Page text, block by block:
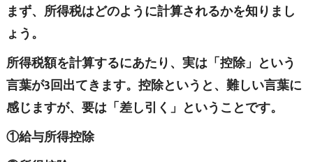
まず、所得税はどのように計算されるかを知りまし
ょう。
所得税額を計算するにあたり、実は「控除」という
言葉が3回出てきます。控除というと、難しい言葉に
感じますが、要は「差し引く」ということです。
①給与所得控除